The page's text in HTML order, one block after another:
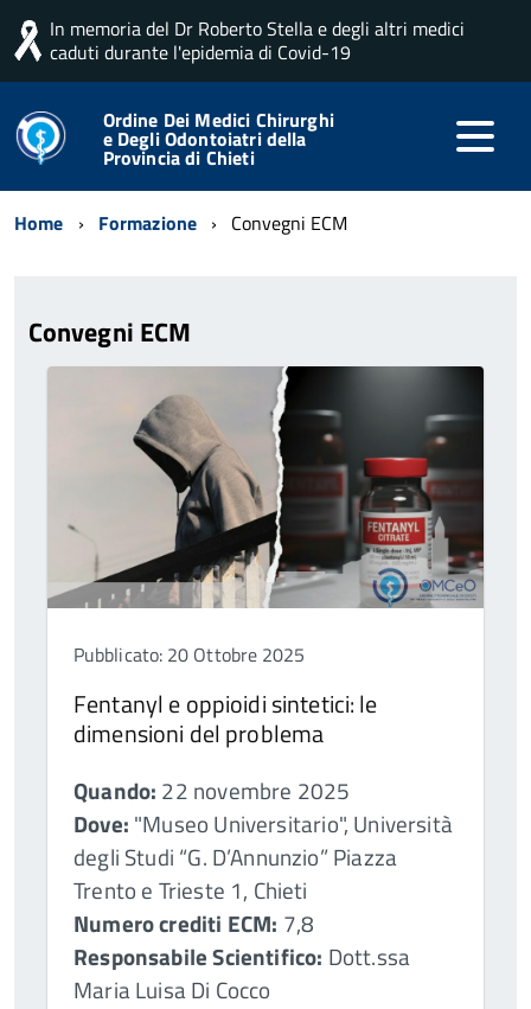
In memoria del Dr Roberto Stella e degli altri medici
caduti durante l'epidemia di Covid-19
Ordine Dei Medici Chirurghi
e Degli Odontoiatri della
Provincia di Chieti
Home Formazione Convegni ECM
Convegni ECM
Pubblicato: 20 Ottobre 2025
Fentanyl e oppioidi sintetici: le
dimensioni del problema
Quando: 22 novembre 2025
Dove: "Museo Universitario", Università
degli Studi “G. D’Annunzio” Piazza
Trento e Trieste 1, Chieti
Numero crediti ECM: 7,8
Responsabile Scientifico: Dott.ssa
Maria Luisa Di Cocco